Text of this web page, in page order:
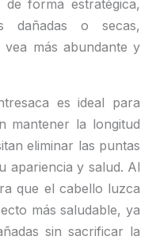
forma estratégica,
dañadas o secas,
más abundante y
es ideal para
mantener la longitud
eliminar las puntas
apariencia y salud. Al
que el cabello luzca
más saludable, ya
sin sacrificar la